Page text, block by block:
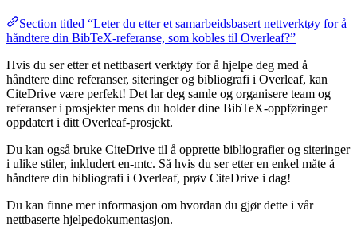
Section titled “Leter du etter et samarbeidsbasert nettverktøy for å
håndtere din BibTeX-referanse, som kobles til Overleaf?”
Hvis du ser etter et nettbasert verktøy for å hjelpe deg med å
håndtere dine referanser, siteringer og bibliografi i Overleaf, kan
CiteDrive være perfekt! Det lar deg samle og organisere team og
referanser i prosjekter mens du holder dine BibTeX-oppføringer
oppdatert i ditt Overleaf-prosjekt.
Du kan også bruke CiteDrive til å opprette bibliografier og siteringer
i ulike stiler, inkludert en-mtc. Så hvis du ser etter en enkel måte å
håndtere din bibliografi i Overleaf, prøv CiteDrive i dag!
Du kan finne mer informasjon om hvordan du gjør dette i vår
nettbaserte hjelpedokumentasjon.